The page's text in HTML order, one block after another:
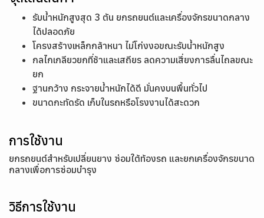
รับน้ำหนักสูงสุด 3 ตัน ยกรถยนต์และเครื่องจักรขนาดกลาง
ได้ปลอดภัย
โครงสร้างเหล็กกล้าหนา ไม่โก่งงอขณะรับน้ำหนักสูง
กลไกเกลียวยกที่ช้าและเสถียร ลดความเสี่ยงการลื่นไถลขณะ
ยก
ฐานกว้าง กระจายน้ำหนักได้ดี มั่นคงบนพื้นทั่วไป
ขนาดกะทัดรัด เก็บในรถหรือโรงงานได้สะดวก
การใช้งาน
ยกรถยนต์สำหรับเปลี่ยนยาง ซ่อมใต้ท้องรถ และยกเครื่องจักรขนาด
กลางเพื่อการซ่อมบำรุง
วิธีการใช้งาน